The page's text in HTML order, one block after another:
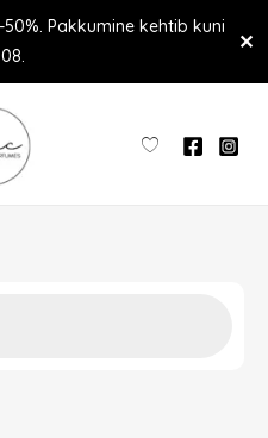
Pakkumine kehtib kuni
✕